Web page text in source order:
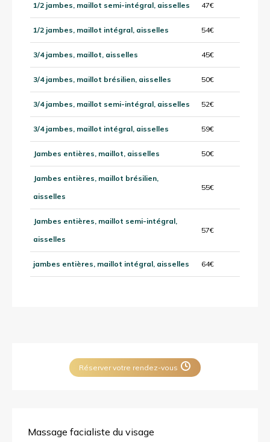
1/2 jambes, maillot semi-intégral, aisselles 47€
1/2 jambes, maillot intégral, aisselles 54€
3/4 jambes, maillot, aisselles 45€
3/4 jambes, maillot brésilien, aisselles 50€
3/4 jambes, maillot semi-intégral, aisselles 52€
3/4 jambes, maillot intégral, aisselles 59€
Jambes entières, maillot, aisselles 50€
Jambes entières, maillot brésilien,
aisselles
55€
Jambes entières, maillot semi-intégral,
aisselles
57€
jambes entières, maillot intégral, aisselles 64€
Réserver votre rendez-vous
Massage facialiste du visage